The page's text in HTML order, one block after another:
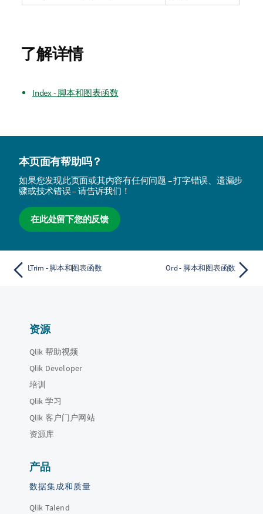
了解详情
Index - 脚本和图表函数
本页面有帮助吗？
如果您发现此页面或其内容有任何问题 – 打字错误、遗漏步
骤或技术错误 – 请告诉我们！
在此处留下您的反馈
LTrim - 脚本和图表函数 Ord - 脚本和图表函数
资源
Qlik 帮助视频
Qlik Developer
培训
Qlik 学习
Qlik 客户门户网站
资源库
产品
数据集成和质量
Qlik Talend